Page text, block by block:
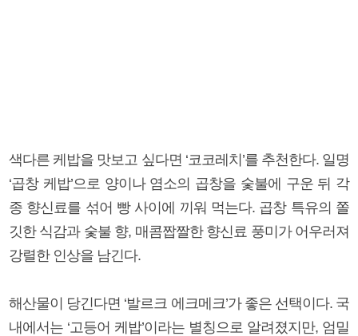
색다른 케밥을 맛보고 싶다면 ‘코코레치’를 추천한다. 일명
‘곱창 케밥’으로 양이나 염소의 곱창을 숯불에 구운 뒤 각
종 향신료를 섞어 빵 사이에 끼워 먹는다. 곱창 특유의 쫄
깃한 식감과 숯불 향, 매콤짭짤한 향신료 풍미가 어우러져
강렬한 인상을 남긴다.
해산물이 당긴다면 ‘발르크 에크메크’가 좋은 선택이다. 국
내에서는 ‘고등어 케밥’이라는 별칭으로 알려졌지만, 엄밀